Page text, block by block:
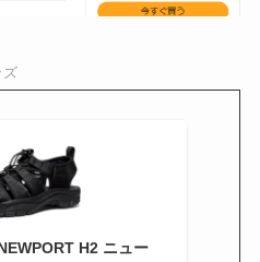
ズ
H2 ニュー